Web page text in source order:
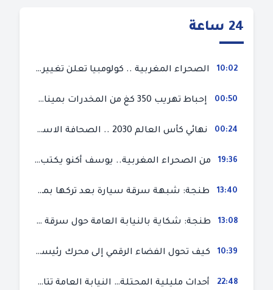
24 ساعة
10:02 الصحراء المغربية .. كولومبيا تعلن تغييرا في موقفها وتعترف بسيادة المغرب على صحرائه
00:50 إحباط تهريب 350 كغ من المخدرات بميناء طنجة المتوسط
00:24 نهائي كأس العالم 2030 .. الصحافة الاسبانية قلقة من حسم الملف لصالح المغرب و”تتهم رئيس الفيفا”
19:36 من الصحراء المغربية.. يوسف أكنو يكتب عن أزمة سبتة المحتلة ويؤكد ان الهجرة السرية ليست حلا وبناء الوطن هو الخيار الأفضل
13:40 طنجة: شبهة سرقة سيارة بعد تركها بمحل ميكانيك للإصلاح
13:08 طنجة: شكاية بالنيابة العامة حول سرقة سيارة تركها صاحبها بمحل ميكانيك للإصلاح
10:39 كيف تحول الفضاء الرقمي إلى محرك رئيسي لأحداث الهجرة في سبتة؟
22:48 أحداث مليلية المحتلة… النيابة العامة تتابع 50 متورطا في محاولة اقتحام السياح الحدودي بتهم ثقيلة